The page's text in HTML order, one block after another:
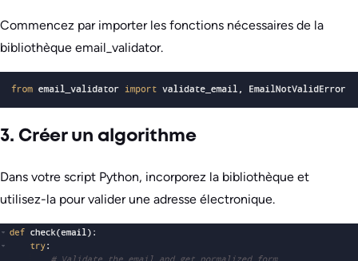
Commencez par importer les fonctions nécessaires de la
bibliothèque email_validator.
3. Créer un algorithme
Dans votre script Python, incorporez la bibliothèque et
utilisez-la pour valider une adresse électronique.